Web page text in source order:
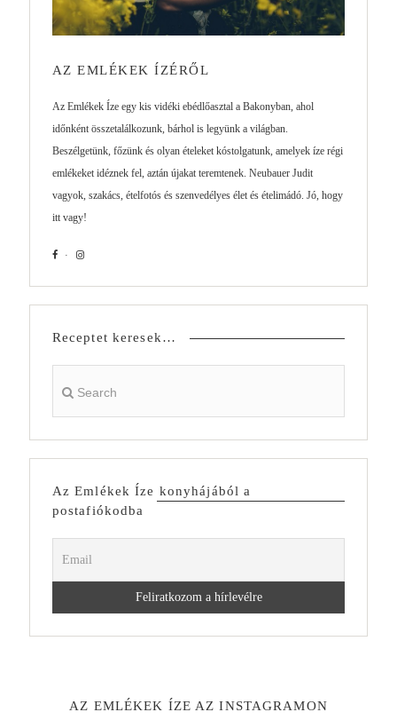
AZ EMLÉKEK ÍZÉRŐL
Az Emlékek Íze egy kis vidéki ebédlőasztal a Bakonyban, ahol
időnként összetalálkozunk, bárhol is legyünk a világban.
Beszélgetünk, főzünk és olyan ételeket kóstolgatunk, amelyek íze régi
emlékeket idéznek fel, aztán újakat teremtenek. Neubauer Judit
vagyok, szakács, ételfotós és szenvedélyes élet és ételimádó. Jó, hogy
itt vagy!
Receptet keresek…
Az Emlékek Íze konyhájából a
postafiókodba
AZ EMLÉKEK ÍZE AZ INSTAGRAMON